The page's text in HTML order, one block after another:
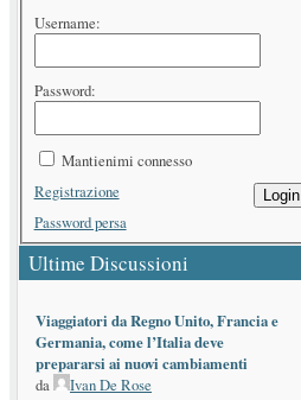
Username:
Password:
Mantienimi connesso
Login
Registrazione
Password persa
Ultime Discussioni
Viaggiatori da Regno Unito, Francia e
Germania, come l’Italia deve
prepararsi ai nuovi cambiamenti
da
Ivan De Rose